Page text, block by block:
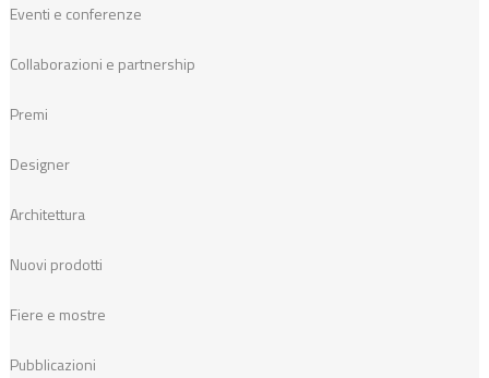
Eventi e conferenze
Collaborazioni e partnership
Premi
Designer
Architettura
Nuovi prodotti
Fiere e mostre
Pubblicazioni